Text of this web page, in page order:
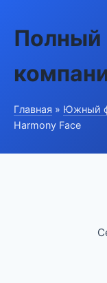
Полный
Главная » Южный
Harmony Face